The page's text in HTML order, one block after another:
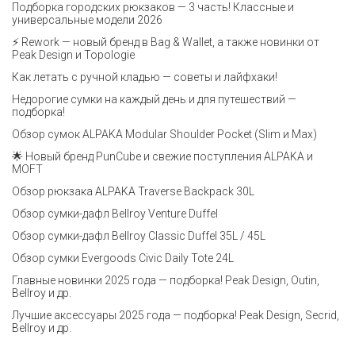
Подборка городских рюкзаков — 3 часть! Классные и
универсальные модели 2026
⚡️ Rework — новый бренд в Bag & Wallet, а также новинки от
Peak Design и Topologie
Как летать с ручной кладью — советы и лайфхаки!
Недорогие сумки на каждый день и для путешествий —
подборка!
Обзор сумок ALPAKA Modular Shoulder Pocket (Slim и Max)
🌟 Новый бренд PunCube и свежие поступления ALPAKA и
MOFT
Обзор рюкзака ALPAKA Traverse Backpack 30L
Обзор сумки-дафл Bellroy Venture Duffel
Обзор сумки-дафл Bellroy Classic Duffel 35L / 45L
Обзор сумки Evergoods Civic Daily Tote 24L
Главные новинки 2025 года — подборка! Peak Design, Outin,
Bellroy и др.
Лучшие аксессуары 2025 года — подборка! Peak Design, Secrid,
Bellroy и др.